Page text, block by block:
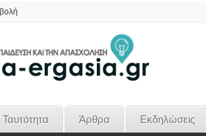
Ταυτότητα Άρθρα Εκδηλώσεις